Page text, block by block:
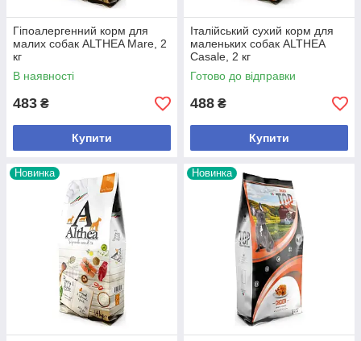
Гіпоалергенний корм для
малих собак ALTHEA Mare, 2
кг
В наявності
483 ₴
Купити
Італійський сухий корм для
маленьких собак ALTHEA
Casale, 2 кг
Готово до відправки
488 ₴
Купити
Новинка Новинка